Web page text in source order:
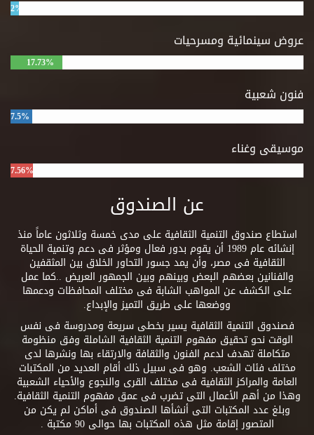
2%
عروض سينمائية ومسرحيات
17.73%
فنون شعبية
7.5%
موسيقى وغناء
7.56%
عن الصندوق
استطاع صندوق التنمية الثقافية على مدى خمسة وثلاثون عاماً منذ
إنشائه عام 1989 أن يقوم بدور فعال ومؤثر فى دعم وتنمية الحياة
الثقافية فى مصر، وأن يمد جسور التحاور الخلاق بين المثقفين
والفنانين بعضهم البعض وبينهم وبين الجمهور العريض ..كما عمل
على الكشف عن المواهب الشابة فى مختلف المحافظات ودعمها
ووضعها على طريق التميز والإبداع.
فصندوق التنمية الثقافية يسير بخطى سريعة ومدروسة فى نفس
الوقت نحو تحقيق مفهوم التنمية الثقافية الشاملة وفق منظومة
متكاملة تهدف لدعم الفنون والثقافة والارتقاء بها ونشرها لدى
مختلف فئات الشعب. وهو فى سبيل ذلك أقام العديد من المكتبات
العامة والمراكز الثقافية فى مختلف القرى والنجوع والأحياء الشعبية
وهذا من أهم الأعمال التى تضرب فى عمق مفهوم التنمية الثقافية.
وبلغ عدد المكتبات التى أنشأها الصندوق فى أماكن لم يكن من
المتصور إقامة مثل هذه المكتبات بها حوالى 90 مكتبة .